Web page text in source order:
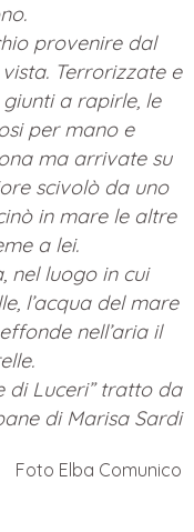
provenire dal
Terrorizzate e
a rapirle, le
per mano e
ma arrivate su
scivolò da uno
in mare le altre
a lei.
nel luogo in cui
l’acqua del mare
nell’aria il
di Luceri” tratto da
di Marisa Sardi
Foto Elba Comunico